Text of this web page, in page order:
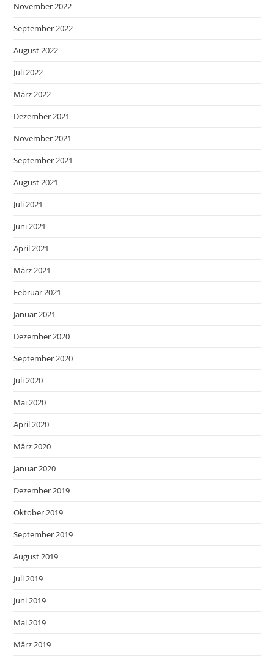
November 2022
September 2022
August 2022
Juli 2022
März 2022
Dezember 2021
November 2021
September 2021
August 2021
Juli 2021
Juni 2021
April 2021
März 2021
Februar 2021
Januar 2021
Dezember 2020
September 2020
Juli 2020
Mai 2020
April 2020
März 2020
Januar 2020
Dezember 2019
Oktober 2019
September 2019
August 2019
Juli 2019
Juni 2019
Mai 2019
März 2019